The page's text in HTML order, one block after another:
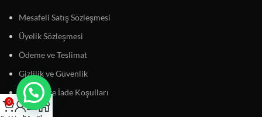
Mesafeli Satış Sözleşmesi
Üyelik Sözleşmesi
Ödeme ve Teslimat
Gizlilik ve Güvenlik
Garanti ve İade Koşulları
0